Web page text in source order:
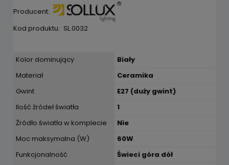
Producent:
Kod produktu: SL.0032
Kolor dominujący
Biały
Materiał
Ceramika
Gwint
E27 (duży gwint)
Ilość źródeł światła
1
Źródło światła w komplecie
Nie
Moc maksymalna (W)
60W
Funkcjonalność
Świeci góra dół